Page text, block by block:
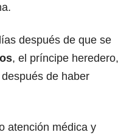
después de que se
, el príncipe heredero,
de haber
atención médica y